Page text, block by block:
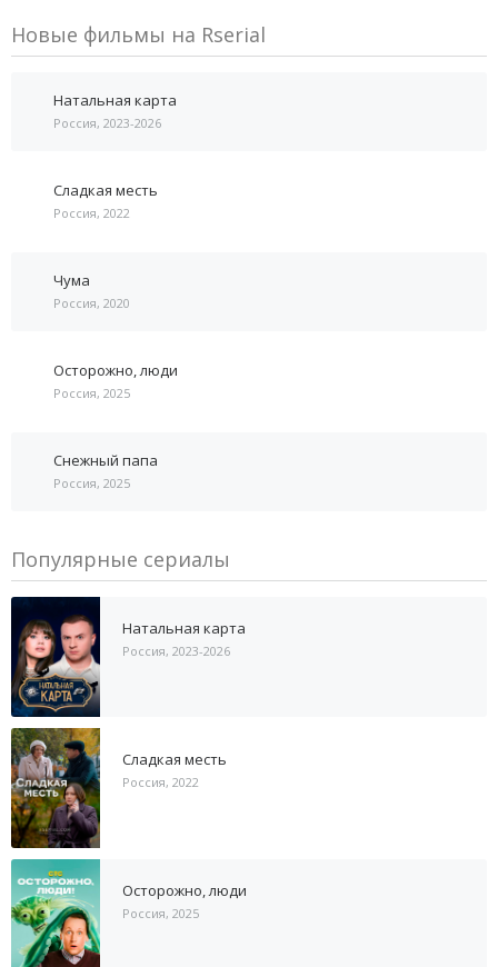
Новые фильмы на Rserial
Натальная карта
Россия, 2023-2026
Сладкая месть
Россия, 2022
Чума
Россия, 2020
Осторожно, люди
Россия, 2025
Снежный папа
Россия, 2025
Популярные сериалы
Натальная карта
Россия, 2023-2026
Сладкая месть
Россия, 2022
Осторожно, люди
Россия, 2025